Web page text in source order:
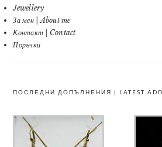
Jewellery
За мен | About me
Контакт | Contact
Поръчки
ПОСЛЕДНИ ДОПЪЛНЕНИЯ | LATEST